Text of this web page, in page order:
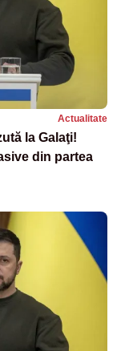
Actualitate
la Galaţi!
din partea